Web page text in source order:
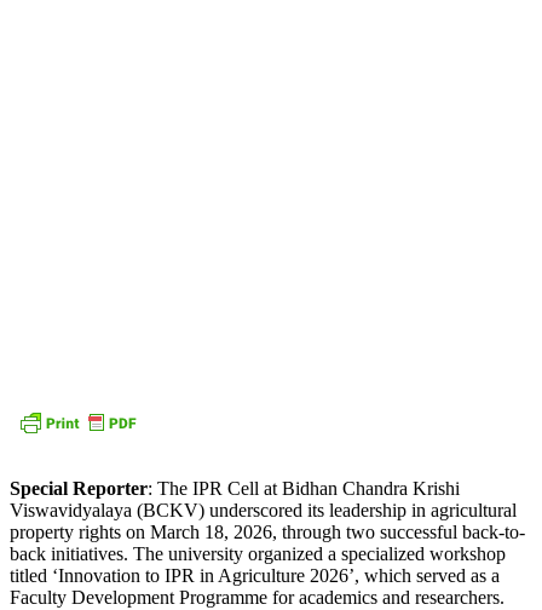
Special Reporter: The IPR Cell at Bidhan Chandra Krishi
Viswavidyalaya (BCKV) underscored its leadership in agricultural
property rights on March 18, 2026, through two successful back-to-
back initiatives. The university organized a specialized workshop
titled ‘Innovation to IPR in Agriculture 2026’, which served as a
Faculty Development Programme for academics and researchers.